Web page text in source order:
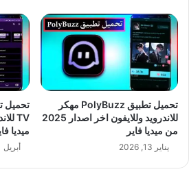
تحميل تطبيق PolyBuzz مهكر
للاندرويد وللايفون اخر اصدار 2025
من ميديا فاير
يناير 13, 2026
ميديا
أبريل 21, 2026